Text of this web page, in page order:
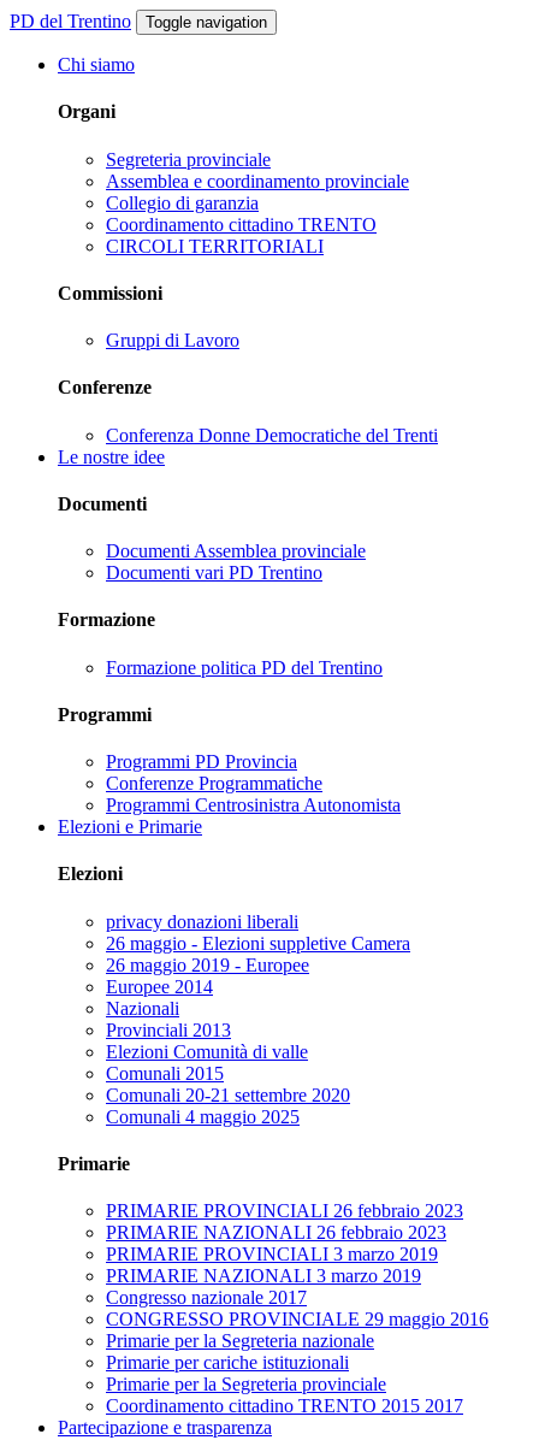
PD del Trentino Toggle navigation
Chi siamo
Organi
Segreteria provinciale
Assemblea e coordinamento provinciale
Collegio di garanzia
Coordinamento cittadino TRENTO
CIRCOLI TERRITORIALI
Commissioni
Gruppi di Lavoro
Conferenze
Conferenza Donne Democratiche del Trenti
Le nostre idee
Documenti
Documenti Assemblea provinciale
Documenti vari PD Trentino
Formazione
Formazione politica PD del Trentino
Programmi
Programmi PD Provincia
Conferenze Programmatiche
Programmi Centrosinistra Autonomista
Elezioni e Primarie
Elezioni
privacy donazioni liberali
26 maggio - Elezioni suppletive Camera
26 maggio 2019 - Europee
Europee 2014
Nazionali
Provinciali 2013
Elezioni Comunità di valle
Comunali 2015
Comunali 20-21 settembre 2020
Comunali 4 maggio 2025
Primarie
PRIMARIE PROVINCIALI 26 febbraio 2023
PRIMARIE NAZIONALI 26 febbraio 2023
PRIMARIE PROVINCIALI 3 marzo 2019
PRIMARIE NAZIONALI 3 marzo 2019
Congresso nazionale 2017
CONGRESSO PROVINCIALE 29 maggio 2016
Primarie per la Segreteria nazionale
Primarie per cariche istituzionali
Primarie per la Segreteria provinciale
Coordinamento cittadino TRENTO 2015 2017
Partecipazione e trasparenza